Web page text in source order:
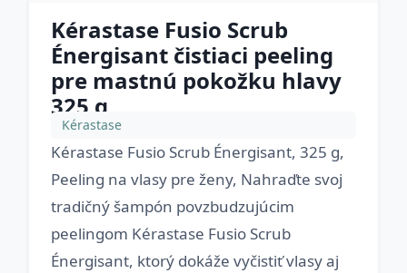
Kérastase Fusio Scrub
Énergisant čistiaci peeling
pre mastnú pokožku hlavy
325 g
Kérastase
Kérastase Fusio Scrub Énergisant, 325 g,
Peeling na vlasy pre ženy, Nahraďte svoj
tradičný šampón povzbudzujúcim
peelingom Kérastase Fusio Scrub
Énergisant, ktorý dokáže vyčistiť vlasy aj